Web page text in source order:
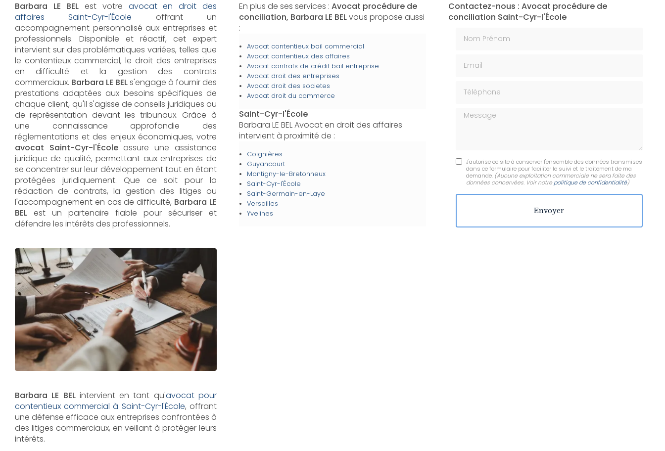
Barbara LE BEL est votre avocat en droit des
affaires Saint-Cyr-l'École offrant un
accompagnement personnalisé aux entreprises et
professionnels. Disponible et réactif, cet expert
intervient sur des problématiques variées, telles que
le contentieux commercial, le droit des entreprises
en difficulté et la gestion des contrats
commerciaux. Barbara LE BELs'engage à fournir des
prestations adaptées aux besoins spécifiques de
chaque client, qu'il s'agisse de conseils juridiques ou
de représentation devant les tribunaux. Grâce à
une connaissance approfondie des
réglementations et des enjeux économiques, votre
avocat Saint-Cyr-l'Écoleassure une assistance
juridique de qualité, permettant aux entreprises de
se concentrer sur leur développement tout en étant
protégées juridiquement. Que ce soit pour la
rédaction de contrats, la gestion des litiges ou
l'accompagnement en cas de difficulté, Barbara LE
BEL​​​​​​​ est un partenaire fiable pour sécuriser et
défendre les intérêts des professionnels.
Barbara LE BELintervient en tant qu'avocat pour
contentieux commercial à Saint-Cyr-l'École, offrant
une défense efficace aux entreprises confrontées à
des litiges commerciaux, en veillant à protéger leurs
intérêts.
En plus de ses services : Avocat procédure de
conciliation, Barbara LE BELvous propose aussi
:
Avocat contentieux bail commercial
Avocat contentieux des affaires
Avocat contrats de crédit bail entreprise
Avocat droit des entreprises
Avocat droit des societes
Avocat droit du commerce
Saint-Cyr-l'École
Barbara LE BEL Avocat en droit des affaires
intervient à proximité de :
Coignières
Guyancourt
Montigny-le-Bretonneux
Saint-Cyr-l'École
Saint-Germain-en-Laye
Versailles
Yvelines
Contactez-nous : Avocat procédure de
conciliation Saint-Cyr-l'École
Message
J'autorise ce site à conserver l'ensemble des données transmises
dans ce formulaire pour faciliter le suivi et le traitement de ma
demande. (Aucune exploitation commerciale ne sera faite des
données concervées. Voir notre politique de confidentialité)